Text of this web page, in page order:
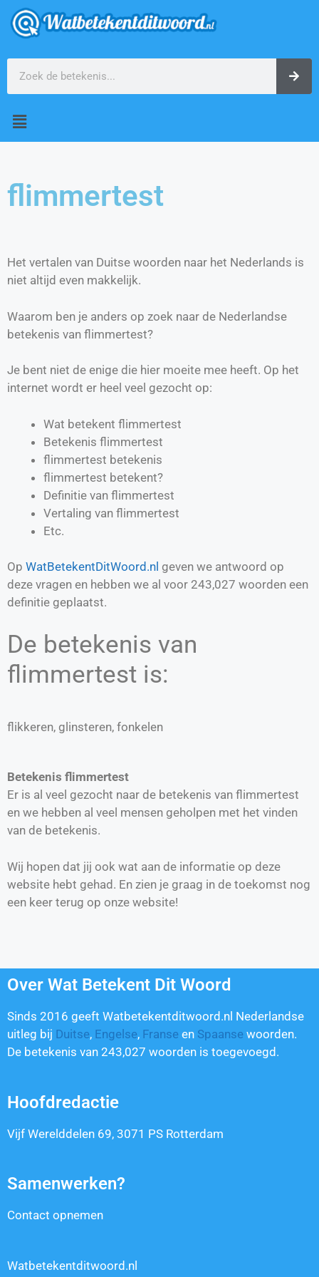
flimmertest
Het vertalen van Duitse woorden naar het Nederlands is
niet altijd even makkelijk.
Waarom ben je anders op zoek naar de Nederlandse
betekenis van flimmertest?
Je bent niet de enige die hier moeite mee heeft. Op het
internet wordt er heel veel gezocht op:
Wat betekent flimmertest
Betekenis flimmertest
flimmertest betekenis
flimmertest betekent?
Definitie van flimmertest
Vertaling van flimmertest
Etc.
Op WatBetekentDitWoord.nl geven we antwoord op
deze vragen en hebben we al voor 243,027 woorden een
definitie geplaatst.
De betekenis van
flimmertest is:
flikkeren, glinsteren, fonkelen
Betekenis flimmertest
Er is al veel gezocht naar de betekenis van flimmertest
en we hebben al veel mensen geholpen met het vinden
van de betekenis.
Wij hopen dat jij ook wat aan de informatie op deze
website hebt gehad. En zien je graag in de toekomst nog
een keer terug op onze website!
Over Wat Betekent Dit Woord
Sinds 2016 geeft Watbetekentditwoord.nl Nederlandse
uitleg bij Duitse, Engelse, Franse en Spaanse woorden.
De betekenis van 243,027 woorden is toegevoegd.
Hoofdredactie
Vijf Werelddelen 69, 3071 PS Rotterdam
Samenwerken?
Contact opnemen
Watbetekentditwoord.nl